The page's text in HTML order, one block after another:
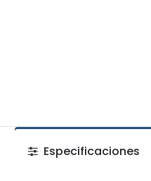
Especificaciones